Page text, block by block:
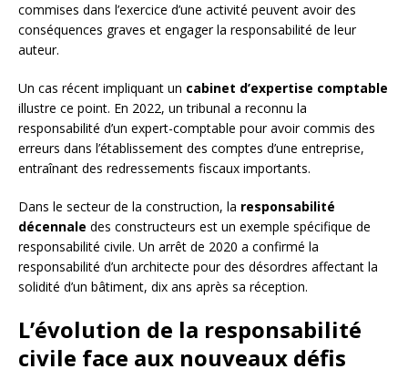
commises dans l’exercice d’une activité peuvent avoir des
conséquences graves et engager la responsabilité de leur
auteur.
Un cas récent impliquant un cabinet d’expertise comptable
illustre ce point. En 2022, un tribunal a reconnu la
responsabilité d’un expert-comptable pour avoir commis des
erreurs dans l’établissement des comptes d’une entreprise,
entraînant des redressements fiscaux importants.
Dans le secteur de la construction, la responsabilité
décennale des constructeurs est un exemple spécifique de
responsabilité civile. Un arrêt de 2020 a confirmé la
responsabilité d’un architecte pour des désordres affectant la
solidité d’un bâtiment, dix ans après sa réception.
L’évolution de la responsabilité
civile face aux nouveaux défis